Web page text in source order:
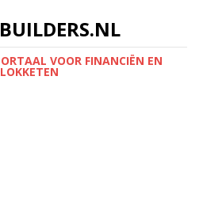
VOOR FINANCIËN EN